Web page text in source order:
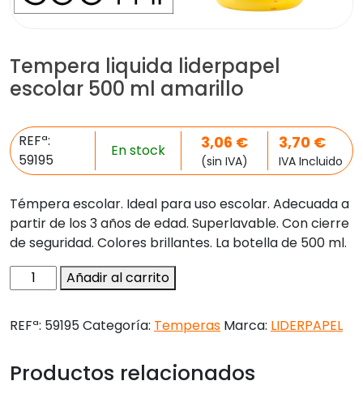
Tempera liquida liderpapel
escolar 500 ml amarillo
REFª:
59195
En stock 3,06 €
(sin IVA)
3,70 €
IVA Incluido
Témpera escolar. Ideal para uso escolar. Adecuada a
partir de los 3 años de edad. Superlavable. Con cierre
de seguridad. Colores brillantes. La botella de 500 ml.
Tempera
liquida
escolar
ml
Añadir al carrito
REFª: 59195Categoría: Temperas Marca: LIDERPAPEL
Productos relacionados